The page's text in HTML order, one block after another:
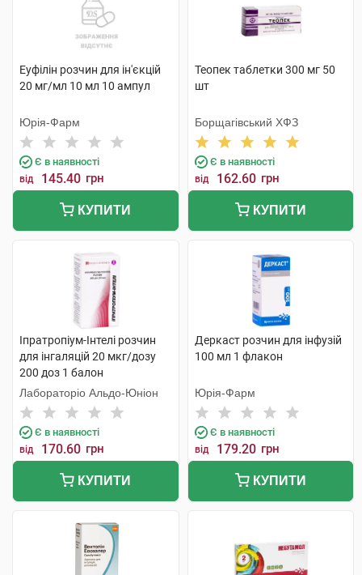
Еуфілін розчин для ін'єкцій
20 мг/мл 10 мл 10 ампул
Юрія-Фарм
Є в наявності
від 145.40 грн
КУПИТИ
Теопек таблетки 300 мг 50
шт
Борщагівський ХФЗ
Є в наявності
від 162.60 грн
КУПИТИ
Іпратропіум-Інтелі розчин
для інгаляцій 20 мкг/дозу
200 доз 1 балон
Лабораторіо Альдо-Юніон
Є в наявності
від 170.60 грн
КУПИТИ
Деркаст розчин для інфузій
100 мл 1 флакон
Юрія-Фарм
Є в наявності
від 179.20 грн
КУПИТИ